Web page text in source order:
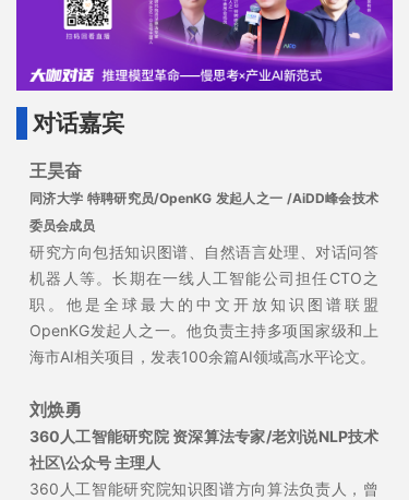
对话嘉宾
王昊奋
同济大学 特聘研究员/OpenKG 发起人之一 /AiDD峰会技术
委员会成员
研究方向包括知识图谱、自然语言处理、对话问答
机器人等。长期在一线人工智能公司担任CTO之
职。他是全球最大的中文开放知识图谱联盟
OpenKG发起人之一。他负责主持多项国家级和上
海市AI相关项目，发表100余篇AI领域高水平论文。
刘焕勇
360人工智能研究院 资深算法专家/老刘说NLP技术
社区\公众号 主理人
360人工智能研究院知识图谱方向算法负责人，曾